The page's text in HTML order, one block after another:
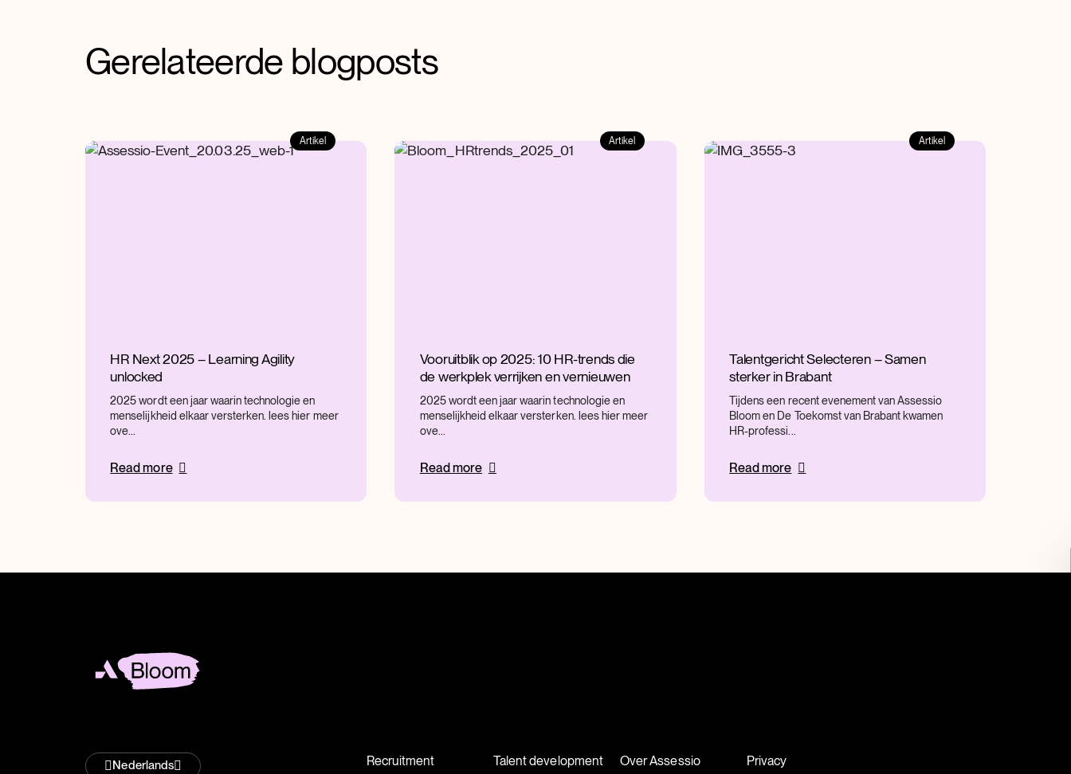
Gerelateerde blogposts
Artikel
HR Next 2025 – Learning Agility
unlocked
2025 wordt een jaar waarin technologie en
menselijkheid elkaar versterken. lees hier meer
ove...
Read more
Artikel
Vooruitblik op 2025: 10 HR-trends die
de werkplek verrijken en vernieuwen
2025 wordt een jaar waarin technologie en
menselijkheid elkaar versterken. lees hier meer
ove...
Read more
Artikel
Talentgericht Selecteren – Samen
sterker in Brabant
Tijdens een recent evenement van Assessio
Bloom en De Toekomst van Brabant kwamen
HR-professi...
Read more
Nederlands Recruitment Talent development Over Assessio Privacy